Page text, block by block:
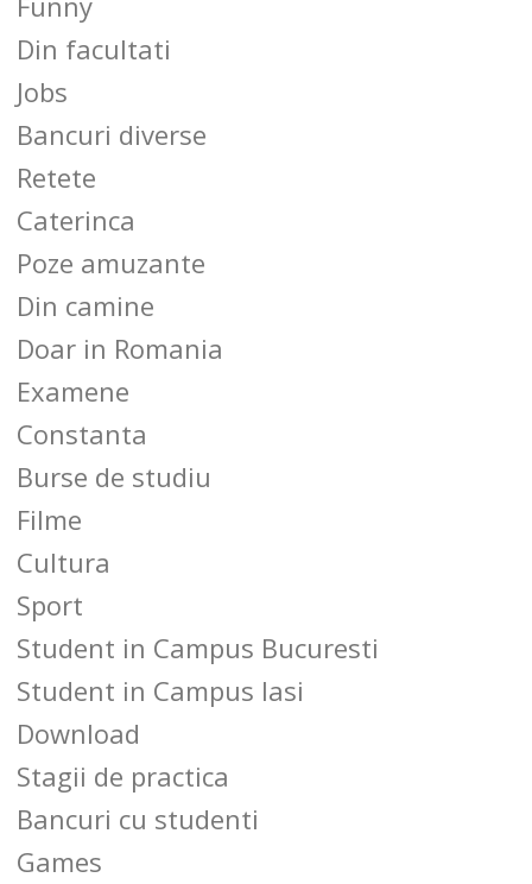
Din facultati
Jobs
Bancuri diverse
Retete
Caterinca
Poze amuzante
Din camine
Doar in Romania
Examene
Constanta
Burse de studiu
Filme
Cultura
Sport
Student in Campus Bucuresti
Student in Campus Iasi
Download
Stagii de practica
Bancuri cu studenti
Games